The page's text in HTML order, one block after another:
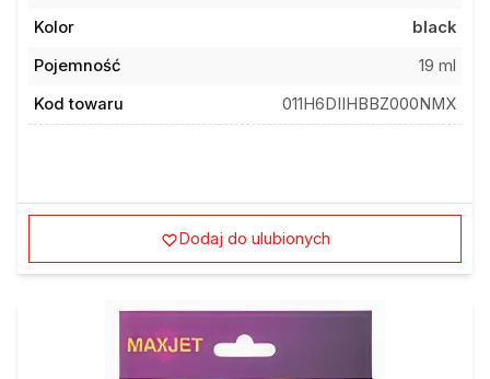
Kolor
black
Pojemność
19 ml
Kod towaru
011H6DIIHBBZ000NMX
Dodaj do ulubionych